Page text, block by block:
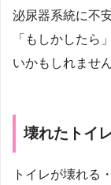
泌尿器系統に不
「もしかしたら
いかもしれません
壊れたトイ
トイレが壊れる